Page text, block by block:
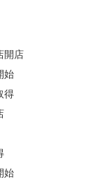
開店
始
得
始